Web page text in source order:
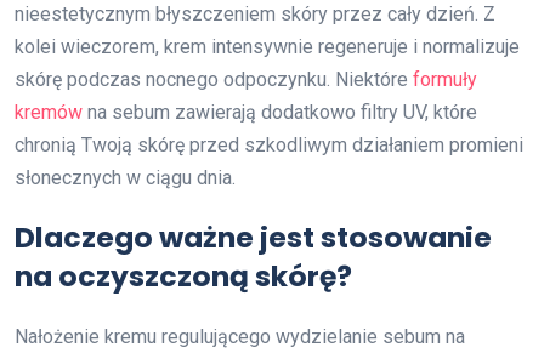
nieestetycznym błyszczeniem skóry przez cały dzień. Z
kolei wieczorem, krem intensywnie regeneruje i normalizuje
skórę podczas nocnego odpoczynku. Niektóre formuły
kremów na sebum zawierają dodatkowo filtry UV, które
chronią Twoją skórę przed szkodliwym działaniem promieni
słonecznych w ciągu dnia.
Dlaczego ważne jest stosowanie
na oczyszczoną skórę?
Nałożenie kremu regulującego wydzielanie sebum na